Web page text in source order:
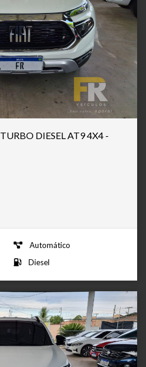
DIESEL AT9 4X4 -
Automático
Diesel